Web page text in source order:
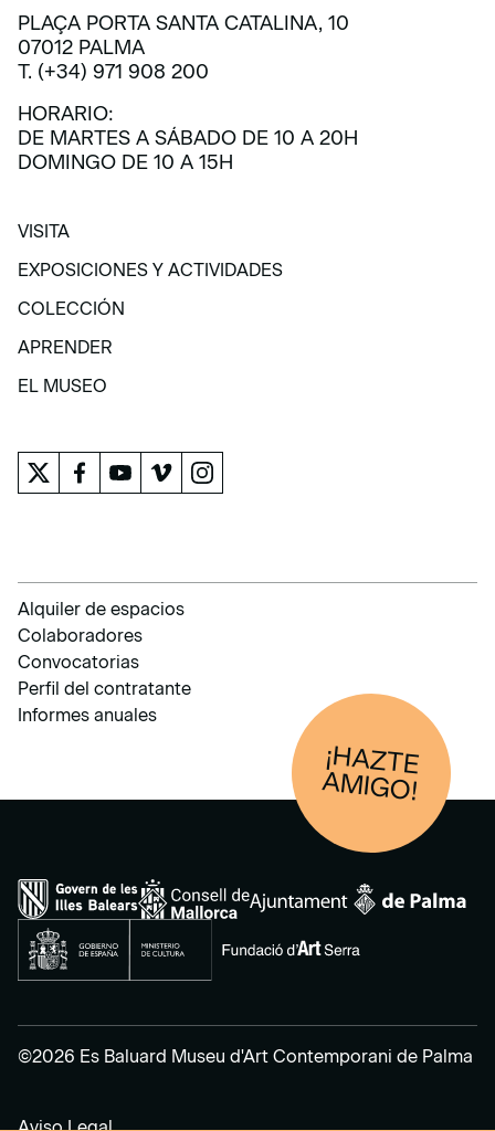
PLAÇA PORTA SANTA CATALINA, 10
07012 PALMA
T. (+34) 971 908 200
HORARIO:
DE MARTES A SÁBADO DE 10 A 20H
DOMINGO DE 10 A 15H
VISITA
EXPOSICIONES Y ACTIVIDADES
EXPOSICIONES Y ACTIVIDADES
COLECCIÓN
APRENDER
EL MUSEO
Alquiler de espacios
Colaboradores
Convocatorias
Perfil del contratante
Informes anuales
¡HAZTE
AM
IGO!
©2026 Es Baluard Museu d'Art Contemporani de Palma
Aviso Legal